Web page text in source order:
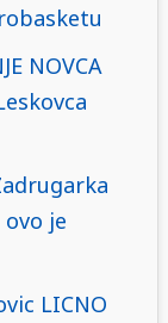
NOVCA
je
LICNO